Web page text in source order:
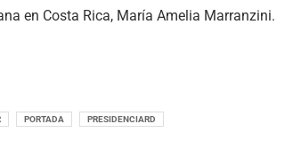
en Costa Rica, María Amelia Marranzini.
PORTADA PRESIDENCIARD